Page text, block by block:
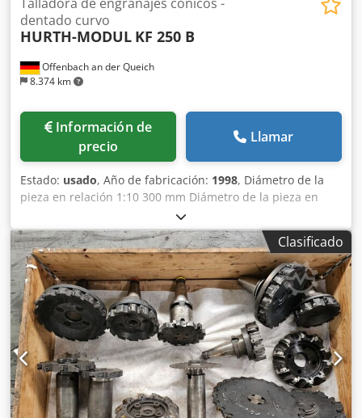
Offenbach an der Queich
8.374 km
dentado curvo
HURTH-MODUL KF 250 B
Información de
precio
Llamar
Estado: usado, Año de fabricación: 1998, Diámetro de la
pieza en relación 1:10 300 mm Diámetro de la pieza en
relación 1:1 212 mm Número de dientes - máx. 200
Número de dientes - mín. 6 Recorrido x 300 mm Velocidad
del eje X 0,1-5.000 mm/seg. Recorrido Y 400 mm Dcjdpfx
Aeul El Tshusk Velocidad eje Y 0,1-5.000 mm/seg. Eje A
-170 / +170 ° Control Siemens Sinumerik 840 C Potencia
total necesaria 38 kW Peso de la máquina aprox. 10
toneladas Espacio necesario aprox. 4,20 x 2,20 x 2,10 m
Clasificado